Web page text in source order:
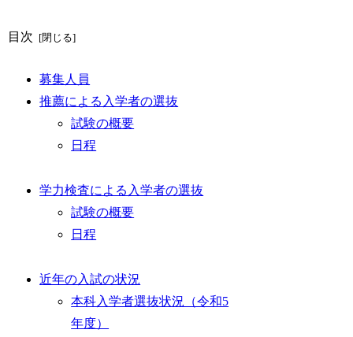
目次
募集人員
推薦による入学者の選抜
試験の概要
日程
学力検査による入学者の選抜
試験の概要
日程
近年の入試の状況
本科入学者選抜状況（令和5
年度）